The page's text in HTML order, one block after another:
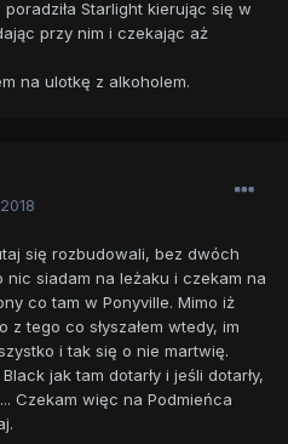
Starlight kierując się w
przy nim i czekając aż
na ulotkę z alkoholem.
się rozbudowali, bez dwóch
nic siadam na leżaku i czekam na
co tam w Ponyville. Mimo iż
tego co słyszałem wtedy, im
i tak się o nie martwię.
jak tam dotarły i jeśli dotarły,
Czekam więc na Podmieńca